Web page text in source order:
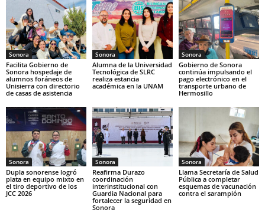
Sonora
Facilita Gobierno de
Sonora hospedaje de
alumnos foráneos de
Unisierra con directorio
de casas de asistencia
Sonora
Alumna de la Universidad
Tecnológica de SLRC
realiza estancia
académica en la UNAM
Sonora
Gobierno de Sonora
continúa impulsando el
pago electrónico en el
transporte urbano de
Hermosillo
Sonora
Dupla sonorense logró
plata en equipo mixto en
el tiro deportivo de los
JCC 2026
Sonora
Reafirma Durazo
coordinación
interinstitucional con
Guardia Nacional para
fortalecer la seguridad en
Sonora
Sonora
Llama Secretaría de Salud
Pública a completar
esquemas de vacunación
contra el sarampión